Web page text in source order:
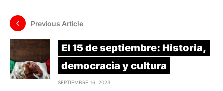
Previous Article
El 15 de septiembre: Historia,
democracia y cultura
SEPTIEMBRE 16, 2023